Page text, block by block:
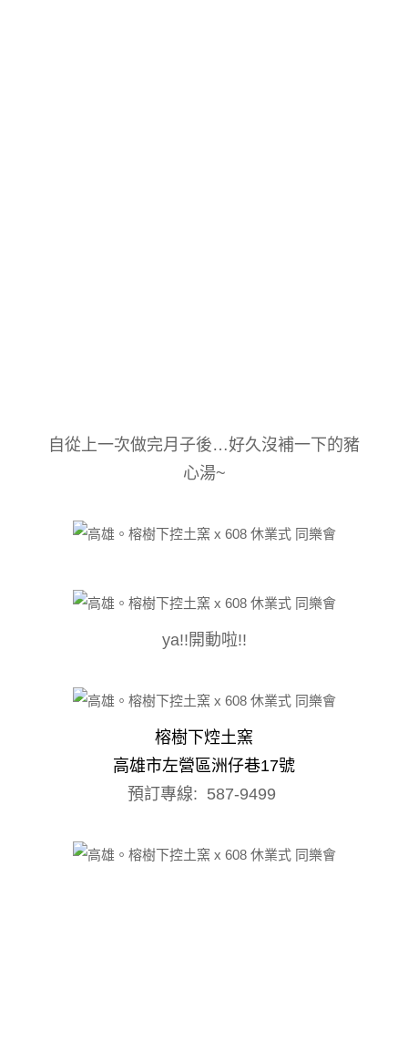
自從上一次做完月子後…好久沒補一下的豬
心湯~
ya!!開動啦!!
榕樹下焢土窯
高雄市左營區洲仔巷17號
預訂專線: 587-9499